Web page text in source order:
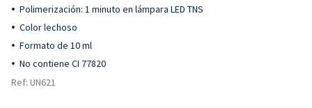
Polimerización: 1 minuto en lámpara LED TNS
Color lechoso
Formato de 10 ml
No contiene CI 77820
Ref: UN621